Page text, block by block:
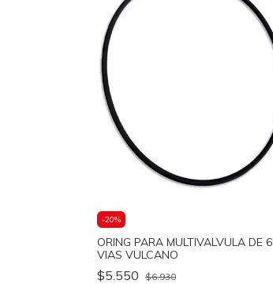
-20%
ORING PARA MULTIVALVULA DE 6
VIAS VULCANO
$5.550 $6.930